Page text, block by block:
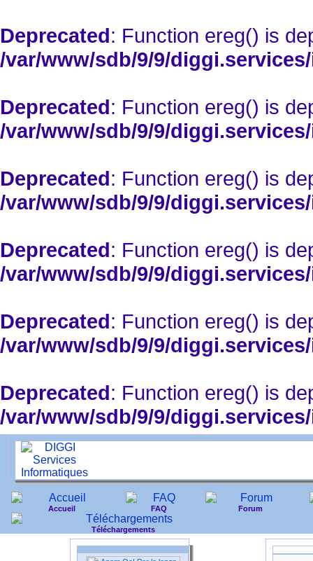
Deprecated: Function ereg() is
/var/www/sdb/9/9/
Deprecated: Function ereg() is
/var/www/sdb/9/9/
Deprecated: Function ereg() is
/var/www/sdb/9/9/
Deprecated: Function ereg() is
/var/www/sdb/9/9/
Deprecated: Function ereg() is
/var/www/sdb/9/9/
Deprecated: Function ereg() is
/var/www/sdb/9/9/
Accueil FAQ Forum
Téléchargements